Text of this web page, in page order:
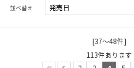
並べ替え
[37～48件]
113件あります